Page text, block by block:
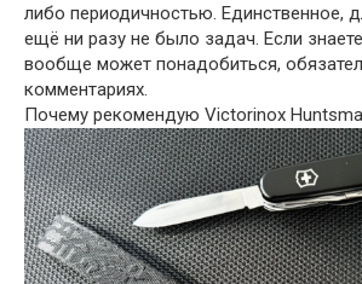
либо периодичностью. Единственное,
ещё ни разу не было задач. Если
вообще может понадобиться,
комментариях.
Почему рекомендую Victorinox